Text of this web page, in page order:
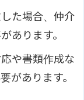
した場合、仲介
あります。
応や書類作成な
があります。